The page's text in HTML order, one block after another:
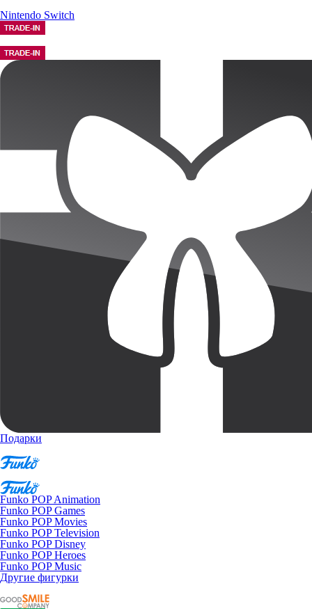
Nintendo Switch
Подарки
Funko POP Animation
Funko POP Games
Funko POP Movies
Funko POP Television
Funko POP Disney
Funko POP Heroes
Funko POP Music
Другие фигурки